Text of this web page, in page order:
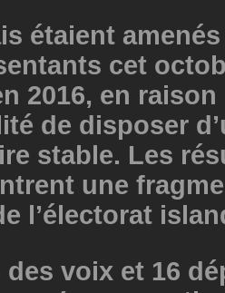
étaient
cet
2016, en raison
de disposer
stable. Les
une
l’électorat
des voix et 16